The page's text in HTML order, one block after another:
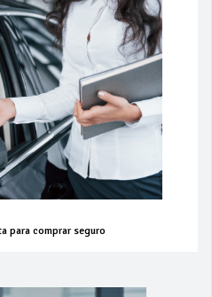
para comprar seguro